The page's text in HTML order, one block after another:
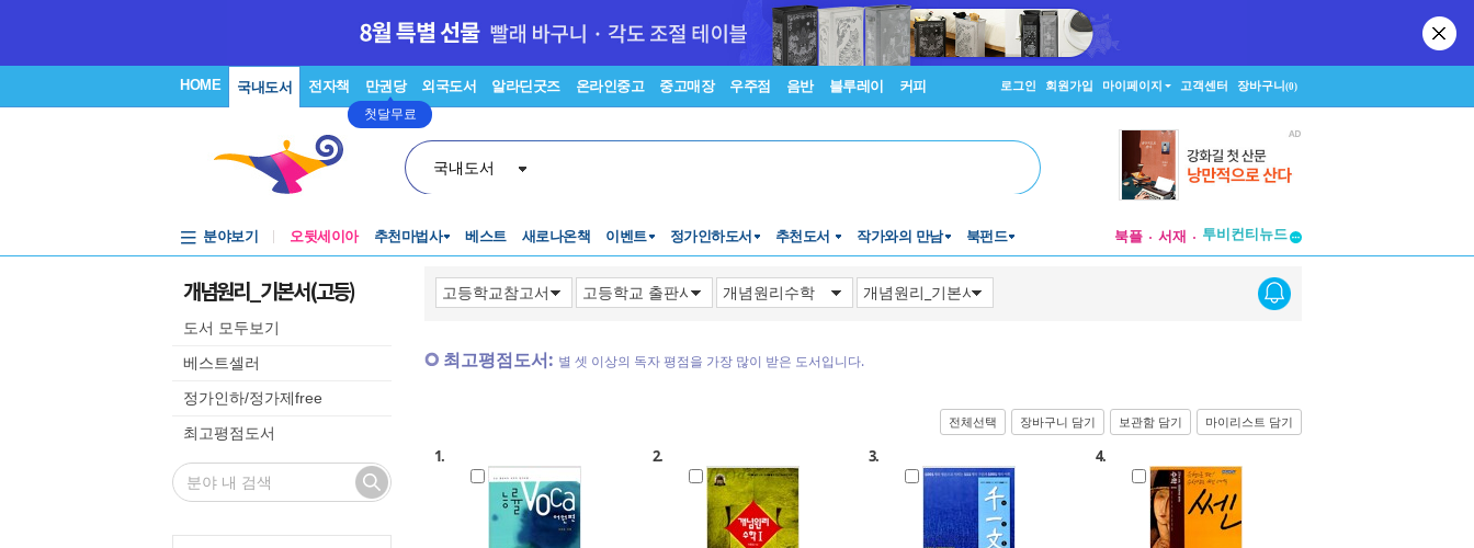
HOME 국내도서 전자책 만권당
첫달무료
외국도서 알라딘굿즈 온라인중고 중고매장 우주점 음반 블루레이 커피 로그인 회원가입 마이페이지 고객센터 장바구니(0)
국내도서
분야보기 오뒷세이아 추천마법사 베스트 새로나온책 이벤트 정가인하도서 추천도서 작가와의 만남 북펀드 북플 서재
창작플랫폼
개념원리_기본서(고등)
도서 모두보기
베스트셀러
정가인하/정가제free
최고평점도서
최고평점도서: 별 셋 이상의 독자 평점을 가장 많이 받은 도서입니다.
전체선택 장바구니 담기 보관함 담기 마이리스트 담기
1. 2. 3. 4.